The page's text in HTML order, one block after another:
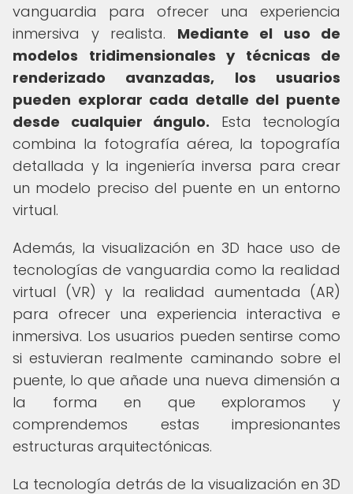
vanguardia para ofrecer una experiencia
inmersiva y realista. Mediante el uso de
modelos tridimensionales y técnicas de
renderizado avanzadas, los usuarios
pueden explorar cada detalle del puente
desde cualquier ángulo. Esta tecnología
combina la fotografía aérea, la topografía
detallada y la ingeniería inversa para crear
un modelo preciso del puente en un entorno
virtual.
Además, la visualización en 3D hace uso de
tecnologías de vanguardia como la realidad
virtual (VR) y la realidad aumentada (AR)
para ofrecer una experiencia interactiva e
inmersiva. Los usuarios pueden sentirse como
si estuvieran realmente caminando sobre el
puente, lo que añade una nueva dimensión a
la forma en que exploramos y
comprendemos estas impresionantes
estructuras arquitectónicas.
La tecnología detrás de la visualización en 3D